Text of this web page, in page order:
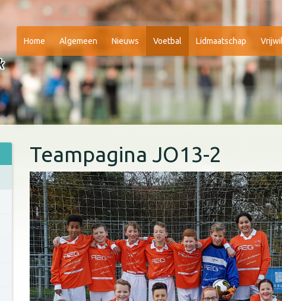
Home Algemeen Nieuws Voetbal Lidmaatschap
Teampagina JO13-2